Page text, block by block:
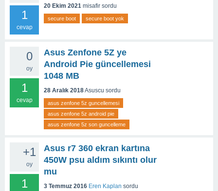
1
cevap
20 Ekim 2021 misafir sordu
secure boot secure boot yok
0
oy
1
cevap
Asus Zenfone 5Z ye
Android Pie güncellemesi
1048 MB
28 Aralık 2018Asuscu sordu
asus zenfone 5z guncellemesi
asus zenfone 5z android pie
asus zenfone 5z son guncelleme
+1
oy
1
Asus r7 360 ekran kartına
450W psu aldım sıkıntı olur
mu
3 Temmuz 2016 Eren Kaplan sordu